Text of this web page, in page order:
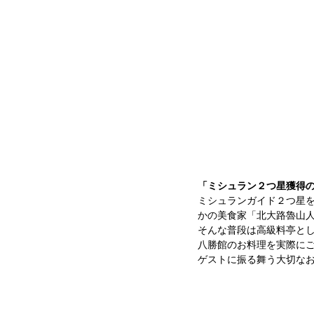
「ミシュラン２つ星獲得
ミシュランガイド２つ星
かの美食家「北大路魯山
そんな普段は高級料亭と
八勝館のお料理を実際に
ゲストに振る舞う大切な